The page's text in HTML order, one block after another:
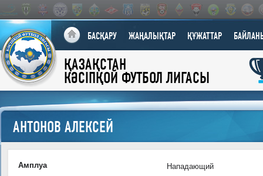
БАСҚАРУ ЖАҢАЛЫҚТАР ҚҰЖАТТАР
ҚАЗАҚСТАН
КӘСІПҚОЙ ФУТБОЛ ЛИГАСЫ
АНТОНОВ АЛЕКСЕЙ
Амплуа Нападающий